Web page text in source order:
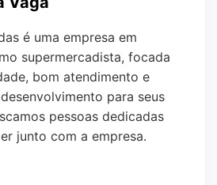
é uma empresa em
supermercadista, focada
bom atendimento e
para seus
pessoas dedicadas
junto com a empresa.